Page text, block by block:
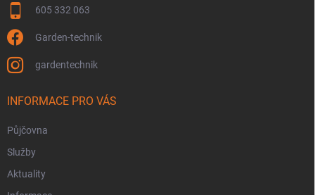
605 332 063
Garden-technik
gardentechnik
INFORMACE PRO VÁS
Půjčovna
Služby
Aktuality